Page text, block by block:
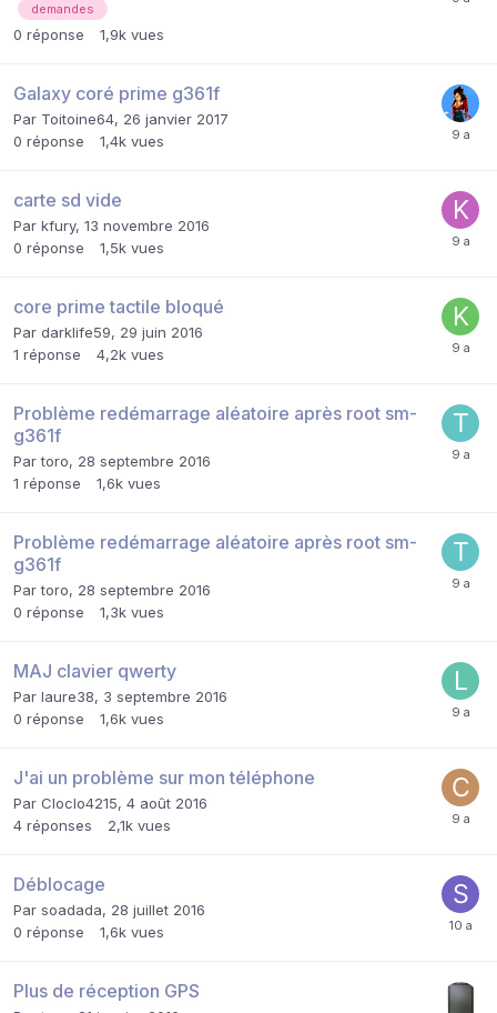
demandes
0 réponse 1,9k vues
Galaxy coré prime g361f
Par Toitoine64, 26 janvier 2017
0 réponse 1,4k vues
carte sd vide
Par kfury, 13 novembre 2016
0 réponse 1,5k vues
core prime tactile bloqué
Par darklife59, 29 juin 2016
1 réponse 4,2k vues
Problème redémarrage aléatoire après root sm-
g361f
Partoro, 28 septembre 2016
1 réponse 1,6k vues
Problème redémarrage aléatoire après root sm-
g361f
Partoro, 28 septembre 2016
0 réponse 1,3k vues
MAJ clavier qwerty
Par laure38, 3 septembre 2016
0 réponse 1,6k vues
J'ai un problème sur mon téléphone
Par Cloclo4215, 4 août 2016
4 réponses 2,1k vues
Déblocage
Par soadada, 28 juillet 2016
0 réponse 1,6k vues
Plus de réception GPS